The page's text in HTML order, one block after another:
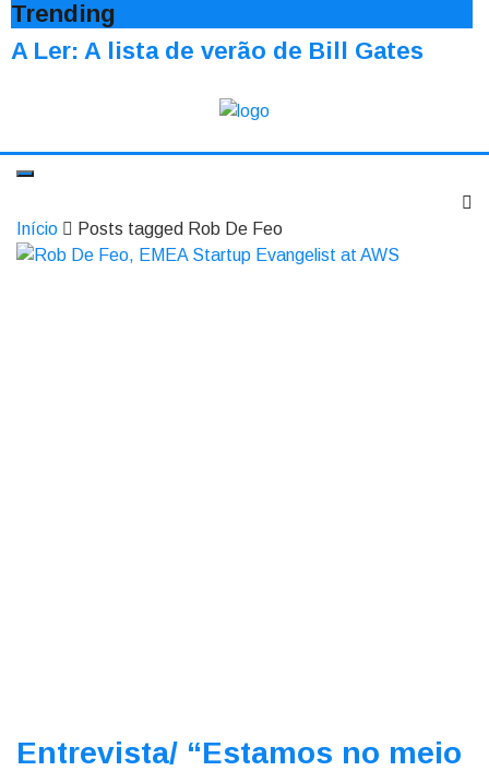
Trending
A Ler: A lista de verão de Bill Gates
Início Posts tagged Rob De Feo
Entrevista/ “Estamos no meio